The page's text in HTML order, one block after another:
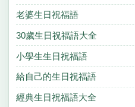
老婆生日祝福語
30歲生日祝福語大全
小學生生日祝福語
給自己的生日祝福語
經典生日祝福語大全